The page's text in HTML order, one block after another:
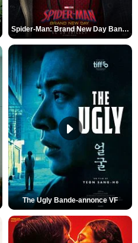
Spider-Man: Brand New Day Bande-annonce (3) VO STFR
The Ugly Bande-annonce VF